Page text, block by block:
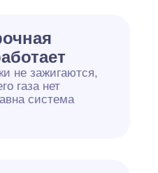
не зажигаются,
газа нет
система